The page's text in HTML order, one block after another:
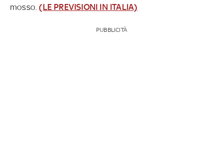
mosso.(LE PREVISIONI IN ITALIA)
PUBBLICITÀ